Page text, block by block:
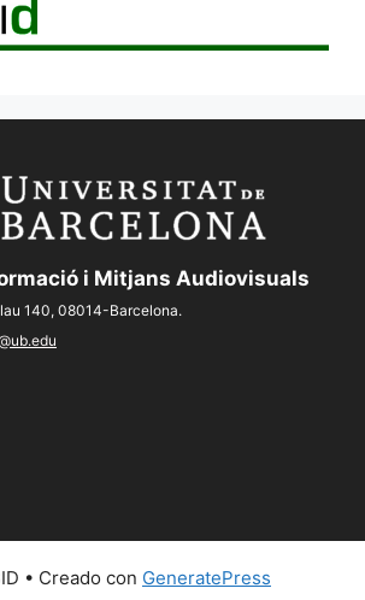
i Mitjans Audiovisuals
140, 08014-Barcelona.
• Creado con GeneratePress